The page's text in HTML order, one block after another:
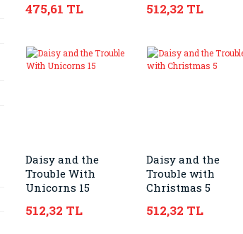
475,61 TL 512,32 TL
Daisy and the
Trouble With
Unicorns 15
512,32 TL
Daisy and the
Trouble with
Christmas 5
512,32 TL